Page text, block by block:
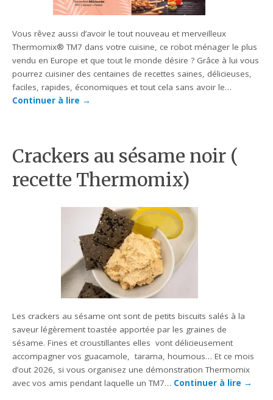
Vous rêvez aussi d’avoir le tout nouveau et merveilleux
Thermomix® TM7 dans votre cuisine, ce robot ménager le plus
vendu en Europe et que tout le monde désire ? Grâce à lui vous
pourrez cuisiner des centaines de recettes saines, délicieuses,
faciles, rapides, économiques et tout cela sans avoir le…
Continuer à lire →
Crackers au sésame noir (
recette Thermomix)
Les crackers au sésame ont sont de petits biscuits salés à la
saveur légèrement toastée apportée par les graines de
sésame. Fines et croustillantes elles vont délicieusement
accompagner vos guacamole, tarama, houmous… Et ce mois
d’out 2026, si vous organisez une démonstration Thermomix
avec vos amis pendant laquelle un TM7… Continuer à lire →